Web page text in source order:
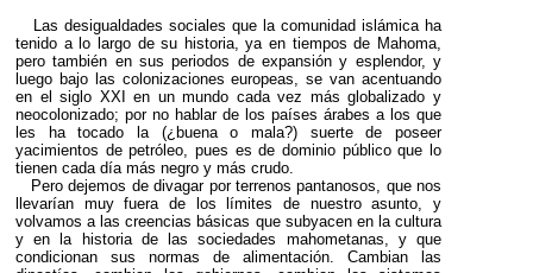
Las desigualdades sociales que la comunidad islámica ha
tenido a lo largo de su historia, ya en tiempos de Mahoma,
pero también en sus periodos de expansión y esplendor, y
luego bajo las colonizaciones europeas, se van acentuando
en el siglo XXI en un mundo cada vez más globalizado y
neocolonizado; por no hablar de los países árabes a los que
les ha tocado la (¿buena o mala?) suerte de poseer
yacimientos de petróleo, pues es de dominio público que lo
tienen cada día más negro y más crudo.
Pero dejemos de divagar por terrenos pantanosos, que nos
llevarían muy fuera de los límites de nuestro asunto, y
volvamos a las creencias básicas que subyacen en la cultura
y en la historia de las sociedades mahometanas, y que
condicionan sus normas de alimentación. Cambian las